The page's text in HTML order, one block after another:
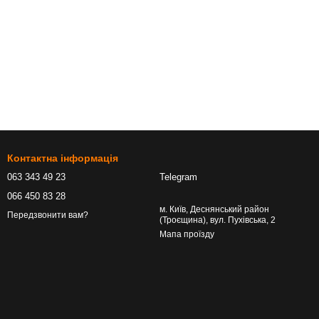
Контактна інформація
063 343 49 23
066 450 83 28
Передзвонити вам?
Telegram
м. Київ, Деснянський район
(Троєщина), вул. Пухівська, 2
Мапа проїзду